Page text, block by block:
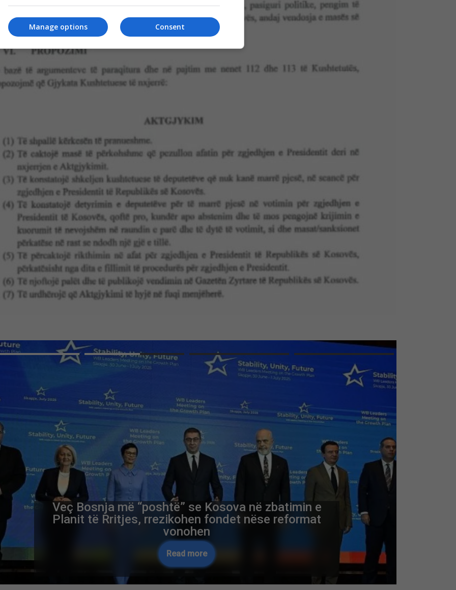
Veç Bosnja më “poshtë” se Kosova në zbatimin e
Planit të Rritjes, rrezikohen fondet nëse reformat
vonohen
Read more
Consent
Manage options